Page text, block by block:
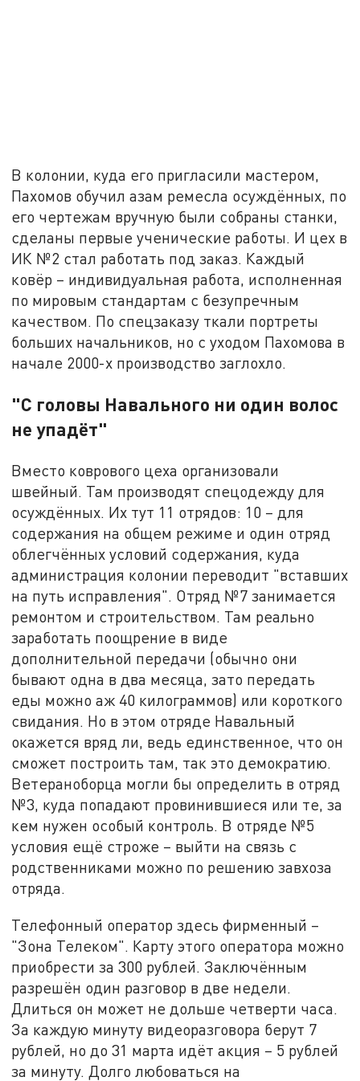
В колонии, куда его пригласили мастером,
Пахомов обучил азам ремесла осуждённых, по
его чертежам вручную были собраны станки,
сделаны первые ученические работы. И цех в
ИК №2 стал работать под заказ. Каждый
ковёр – индивидуальная работа, исполненная
по мировым стандартам с безупречным
качеством. По спецзаказу ткали портреты
больших начальников, но с уходом Пахомова в
начале 2000-х производство заглохло.
"С головы Навального ни один волос
не упадёт"
Вместо коврового цеха организовали
швейный. Там производят спецодежду для
осуждённых. Их тут 11 отрядов: 10 – для
содержания на общем режиме и один отряд
облегчённых условий содержания, куда
администрация колонии переводит "вставших
на путь исправления". Отряд №7 занимается
ремонтом и строительством. Там реально
заработать поощрение в виде
дополнительной передачи (обычно они
бывают одна в два месяца, зато передать
еды можно аж 40 килограммов) или короткого
свидания. Но в этом отряде Навальный
окажется вряд ли, ведь единственное, что он
сможет построить там, так это демократию.
Ветераноборца могли бы определить в отряд
№3, куда попадают провинившиеся или те, за
кем нужен особый контроль. В отряде №5
условия ещё строже – выйти на связь с
родственниками можно по решению завхоза
отряда.
Телефонный оператор здесь фирменный –
"Зона Телеком". Карту этого оператора можно
приобрести за 300 рублей. Заключённым
разрешён один разговор в две недели.
Длиться он может не дольше четверти часа.
За каждую минуту видеоразговора берут 7
рублей, но до 31 марта идёт акция – 5 рублей
за минуту. Долго любоваться на